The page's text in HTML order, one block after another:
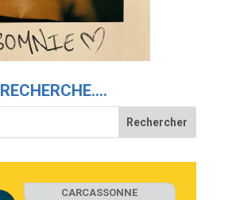
RECHERCHE….
CARCASSONNE